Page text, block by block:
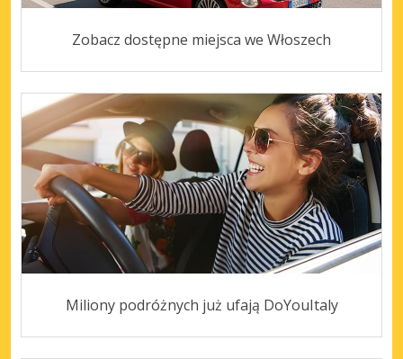
Zobacz dostępne miejsca we Włoszech
Miliony podróżnych już ufają DoYouItaly